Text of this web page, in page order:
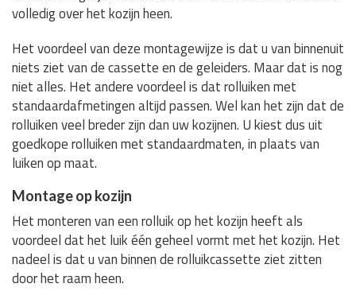
volledig over het kozijn heen.
Het voordeel van deze montagewijze is dat u van binnenuit
niets ziet van de cassette en de geleiders. Maar dat is nog
niet alles. Het andere voordeel is dat rolluiken met
standaardafmetingen altijd passen. Wel kan het zijn dat de
rolluiken veel breder zijn dan uw kozijnen. U kiest dus uit
goedkope rolluiken met standaardmaten, in plaats van
luiken op maat.
Montage op kozijn
Het monteren van een rolluik op het kozijn heeft als
voordeel dat het luik één geheel vormt met het kozijn. Het
nadeel is dat u van binnen de rolluikcassette ziet zitten
door het raam heen.